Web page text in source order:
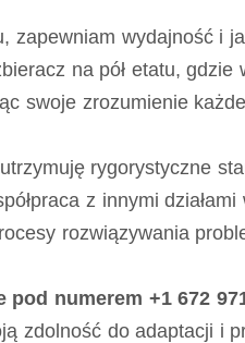
zapewniam wydajność i
na pół etatu, gdzie
swoje zrozumienie
rygorystyczne
z innymi
rozwiązywania
numerem +1 672
zdolność do adaptacji i